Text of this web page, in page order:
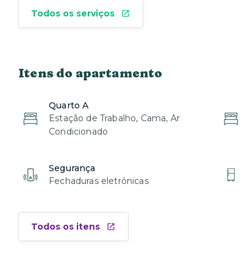
Todos os serviços
Itens do apartamento
Quarto A
Estação de Trabalho, Cama, Ar
Condicionado
Segurança
Fechaduras eletrônicas
Todos os itens